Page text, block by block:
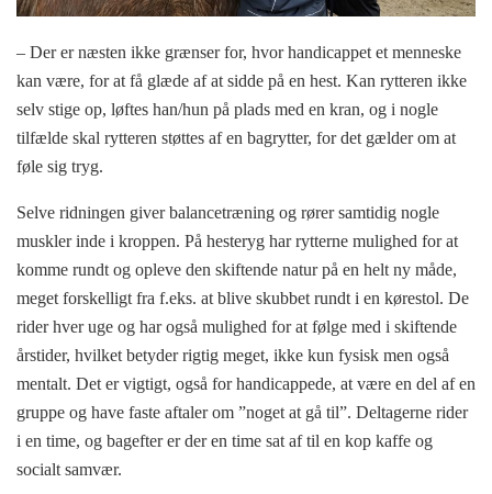
– Der er næsten ikke grænser for, hvor handicappet et menneske
kan være, for at få glæde af at sidde på en hest. Kan rytteren ikke
selv stige op, løftes han/hun på plads med en kran, og i nogle
tilfælde skal rytteren støttes af en bagrytter, for det gælder om at
føle sig tryg.
Selve ridningen giver balancetræning og rører samtidig nogle
muskler inde i kroppen. På hesteryg har rytterne mulighed for at
komme rundt og opleve den skiftende natur på en helt ny måde,
meget forskelligt fra f.eks. at blive skubbet rundt i en kørestol. De
rider hver uge og har også mulighed for at følge med i skiftende
årstider, hvilket betyder rigtig meget, ikke kun fysisk men også
mentalt. Det er vigtigt, også for handicappede, at være en del af en
gruppe og have faste aftaler om ”noget at gå til”. Deltagerne rider
i en time, og bagefter er der en time sat af til en kop kaffe og
socialt samvær.